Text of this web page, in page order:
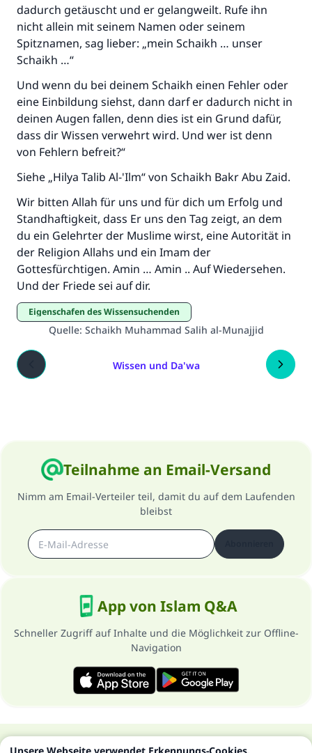
dadurch getäuscht und er gelangweilt. Rufe ihn
nicht allein mit seinem Namen oder seinem
Spitznamen, sag lieber: „mein Schaikh … unser
Schaikh …“
Und wenn du bei deinem Schaikh einen Fehler oder
eine Einbildung siehst, dann darf er dadurch nicht in
deinen Augen fallen, denn dies ist ein Grund dafür,
dass dir Wissen verwehrt wird. Und wer ist denn
von Fehlern befreit?“
Siehe „Hilya Talib Al-'Ilm“ von Schaikh Bakr Abu Zaid.
Wir bitten Allah für uns und für dich um Erfolg und
Standhaftigkeit, dass Er uns den Tag zeigt, an dem
du ein Gelehrter der Muslime wirst, eine Autorität in
der Religion Allahs und ein Imam der
Gottesfürchtigen. Amin … Amin .. Auf Wiedersehen.
Und der Friede sei auf dir.
Eigenschafen des Wissensuchenden
Quelle: Schaikh Muhammad Salih al-Munajjid
Wissen und Da'wa
Teilnahme an Email-Versand
Nimm am Email-Verteiler teil, damit du auf dem Laufenden
bleibst
App von Islam Q&A
Schneller Zugriff auf Inhalte und die Möglichkeit zur Offline-
Navigation
Über die SeiteDatenschutzrichtlinien